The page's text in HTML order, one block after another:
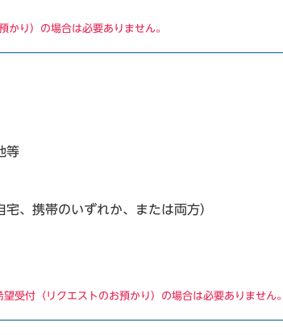
り）の場合は必要ありません。
等
宅、携帯のいずれか、または両方）
受付（リクエストのお預かり）の場合は必要ありません。